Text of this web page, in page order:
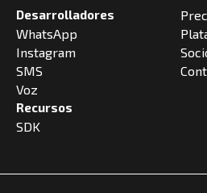
Desarrolladores
WhatsApp
Instagram
SMS
Voz
Recursos
SDK